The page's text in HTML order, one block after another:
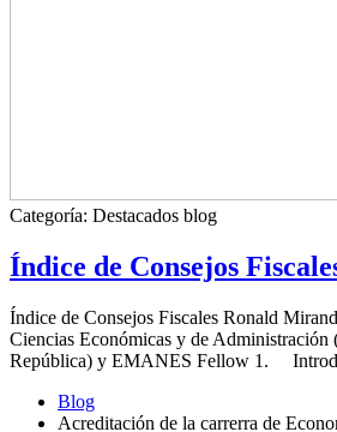
Categoría: Destacados blog
Índice de Consejos
Índice de Consejos Fiscales Ronald
Ciencias Económicas y de Administración
República) y EMANES Fellow 1.
Blog
Acreditación de la carrerra de